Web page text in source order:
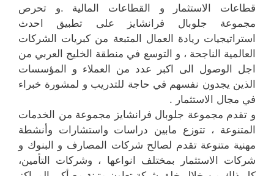
قطاعات الاستثمار و القطاعات المالية .و تحرص
مجموعة جلوبال فرانشايز على تطبيق احدث
استراتيجيات ريادة العمال المتبعة من كبريات الشركات
العالمية الناجحة ، و التوسع في منطقة الخليج العربي من
اجل الوصول الى اكبر عدد من العملاء و المؤسسات
الذين يجدون نفسهم في حاجة للتدريب و لمشورة خبراء
في مجال الاستثمار .
و تقدم مجموعة جلوبال فرانشايز مجموعة من الخدمات
المتنوعة ، تتوزع مابين دراسات واستشارات وأنشطة
مهنية متنوعة تقدم لصالح شركات المصارف و البنوك و
شركات الاستثمار بمختلف انواعها ، وشركات التأمين،